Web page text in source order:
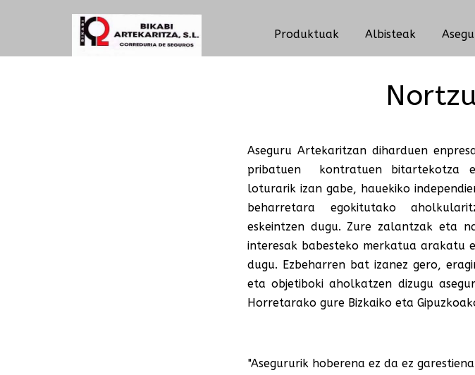
Produktuak Albisteak
Aseguru Artekaritzan diharduen
pribatuen kontratuen bitartekotza
loturarik izan gabe, hauekiko
beharretara egokitutako
eskeintzen dugu. Zure zalantzak eta
interesak babesteko merkatua
dugu. Ezbeharren bat izanez gero,
eta objetiboki aholkatzen dizugu
Horretarako gure Bizkaiko eta
"Asegururik hoberena ez da ez